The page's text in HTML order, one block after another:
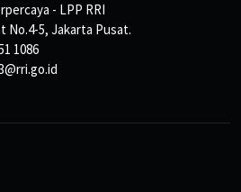
- LPP RRI
No.4-5, Jakarta Pusat.
1086